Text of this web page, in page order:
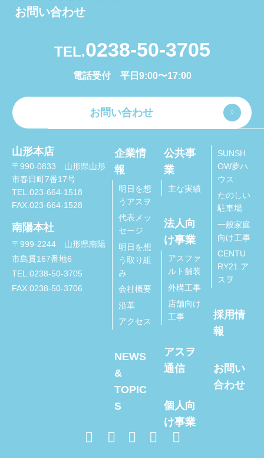
お問い合わせ
TEL.0238-50-3705
電話受付 平日9:00〜17:00
お問い合わせ
山形本店
〒990-0833 山形県山形
市春日町7番17号
TEL.023-664-1518
FAX.023-664-1528
南陽本社
〒999-2244 山形県南陽
市島貫167番地6
TEL.0238-50-3705
FAX.0238-50-3706
企業情
報
明日を想
うアスヲ
代表メッ
セージ
明日を想
う取り組
み
会社概要
沿革
アクセス
NEWS
&
TOPIC
S
公共事
業
主な実績
法人向
け事業
アスファ
ルト舗装
外構工事
店舗向け
工事
アスヲ
通信
個人向
け事業
SUNSH
OW夢ハ
ウス
たのしい
駐車場
一般家庭
向け工事
CENTU
RY21 ア
スヲ
採用情
報
お問い
合わせ